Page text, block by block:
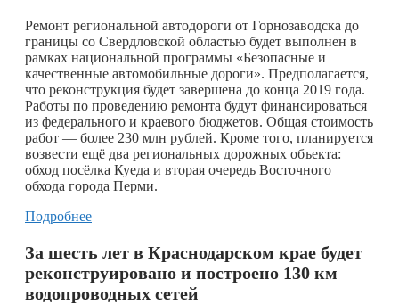
Ремонт региональной автодороги от Горнозаводска до
границы со Свердловской областью будет выполнен в
рамках национальной программы «Безопасные и
качественные автомобильные дороги». Предполагается,
что реконструкция будет завершена до конца 2019 года.
Работы по проведению ремонта будут финансироваться
из федерального и краевого бюджетов. Общая стоимость
работ — более 230 млн рублей. Кроме того, планируется
возвести ещё два региональных дорожных объекта:
обход посёлка Куеда и вторая очередь Восточного
обхода города Перми.
Подробнее
За шесть лет в Краснодарском крае будет
реконструировано и построено 130 км
водопроводных сетей